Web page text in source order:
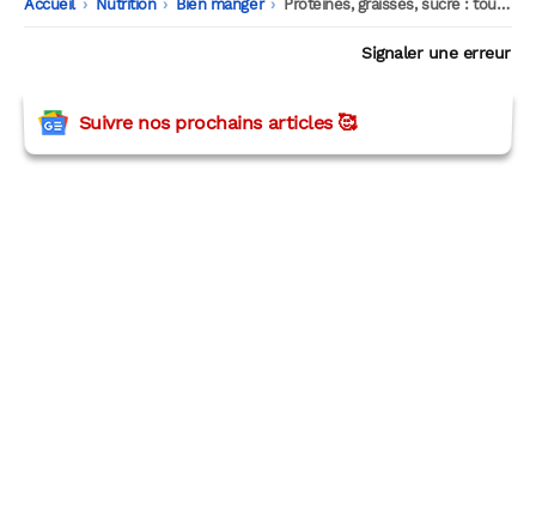
Accueil -
Nutrition -
Bien manger -
Protéines, graisses, sucre : tout savoir sur la nouvelle pyramide alimentaire américaine
Signaler une erreur
Suivre nos prochains articles 🥰